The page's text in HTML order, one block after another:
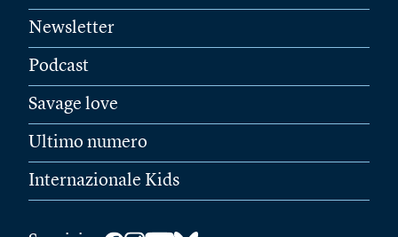
Newsletter
Podcast
Savage love
Ultimo numero
Internazionale Kids